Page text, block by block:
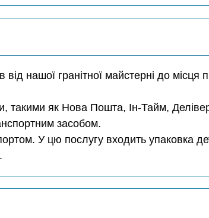
від нашої гранітної майстерні до місця
такими як Нова Пошта, Ін-Тайм,
засобом.
У цю послугу входить упаковка